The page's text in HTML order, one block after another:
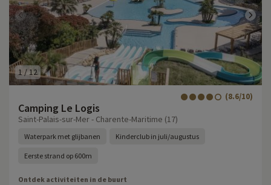
1 /12
Camping Le Logis
(8.6/10)
Saint-Palais-sur-Mer - Charente-Maritime (17)
Waterpark met glijbanen Kinderclub in juli/augustus
Eerste strand op 600m
Ontdek activiteiten in de buurt